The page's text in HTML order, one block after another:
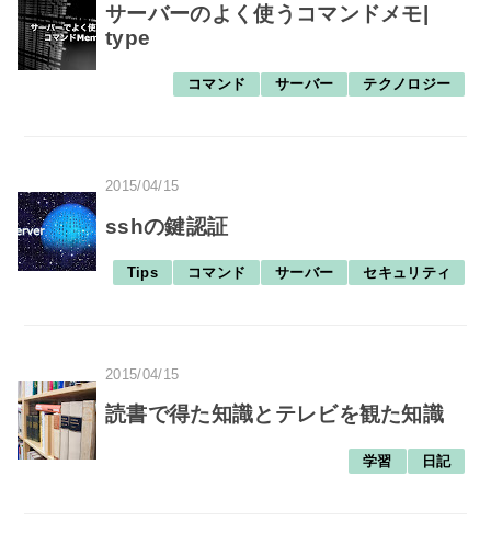
サーバーのよく使うコマンドメモ|
type
コマンド サーバー テクノロジー
2015/04/15
sshの鍵認証
Tips コマンド サーバー セキュリティ
2015/04/15
読書で得た知識とテレビを観た知識
学習 日記